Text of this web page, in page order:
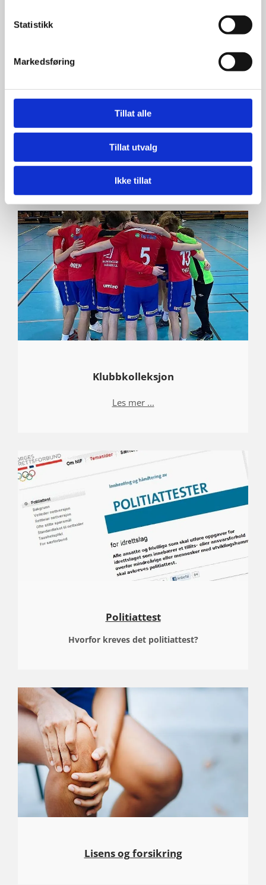
Statistikk
Markedsføring
Tillat alle
Tillat utvalg
Ikke tillat
VÅRE DOMMERE
Les mer ...
Klubbkolleksjon
Les mer ...
Politiattest
Hvorfor kreves det politiattest?
Lisens og forsikring